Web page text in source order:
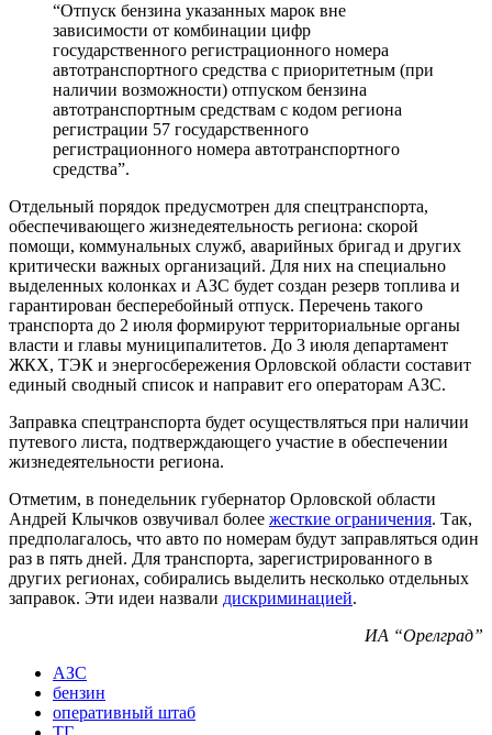
“Отпуск бензина указанных марок вне
зависимости от комбинации цифр
государственного регистрационного номера
автотранспортного средства с приоритетным (при
наличии возможности) отпуском бензина
автотранспортным средствам с кодом региона
регистрации 57 государственного
регистрационного номера автотранспортного
средства”.
Отдельный порядок предусмотрен для спецтранспорта,
обеспечивающего жизнедеятельность региона: скорой
помощи, коммунальных служб, аварийных бригад и других
критически важных организаций. Для них на специально
выделенных колонках и АЗС будет создан резерв топлива и
гарантирован бесперебойный отпуск. Перечень такого
транспорта до 2 июля формируют территориальные органы
власти и главы муниципалитетов. До 3 июля департамент
ЖКХ, ТЭК и энергосбережения Орловской области составит
единый сводный список и направит его операторам АЗС.
Заправка спецтранспорта будет осуществляться при наличии
путевого листа, подтверждающего участие в обеспечении
жизнедеятельности региона.
Отметим, в понедельник губернатор Орловской области
Андрей Клычков озвучивал более жесткие ограничения. Так,
предполагалось, что авто по номерам будут заправляться один
раз в пять дней. Для транспорта, зарегистрированного в
других регионах, собирались выделить несколько отдельных
заправок. Эти идеи назвали дискриминацией.
ИА “Орелград”
АЗС
бензин
оперативный штаб